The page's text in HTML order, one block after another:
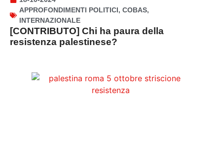
APPROFONDIMENTI POLITICI, COBAS,
INTERNAZIONALE
[CONTRIBUTO] Chi ha paura della
resistenza palestinese?